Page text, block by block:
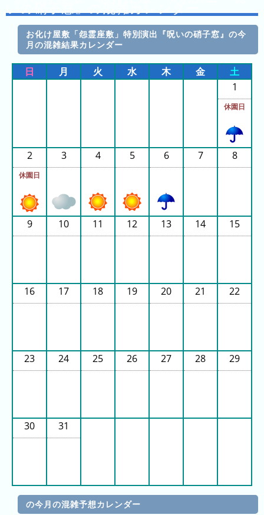
の
ラ
ン
キ
ン
ン
ン
グ
先
ン
キ
今
年
キ
ン
年
の
お化け屋敷「怨霊座敷」特別演出『呪いの硝子窓』の今
月の混雑結果カレンダー
日 月 火 水 木 金
土
1
休園日
2
休園日
3 4 5 6 7 8
9 10 11 12 13 14 15
16 17 18 19 20 21 22
23 24 25 26 27 28 29
30 31
の今月の混雑予想カレンダー